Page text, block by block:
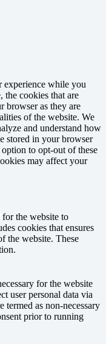
experience while you
the cookies that are
browser as they are
of the website. We
and understand how
stored in your browser
to opt-out of these
may affect your
for the website to
cookies that ensures
the website. These
for the website
user personal data via
termed as non-necessary
prior to running